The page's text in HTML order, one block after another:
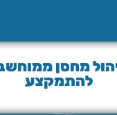
מחסן
להתמקצע